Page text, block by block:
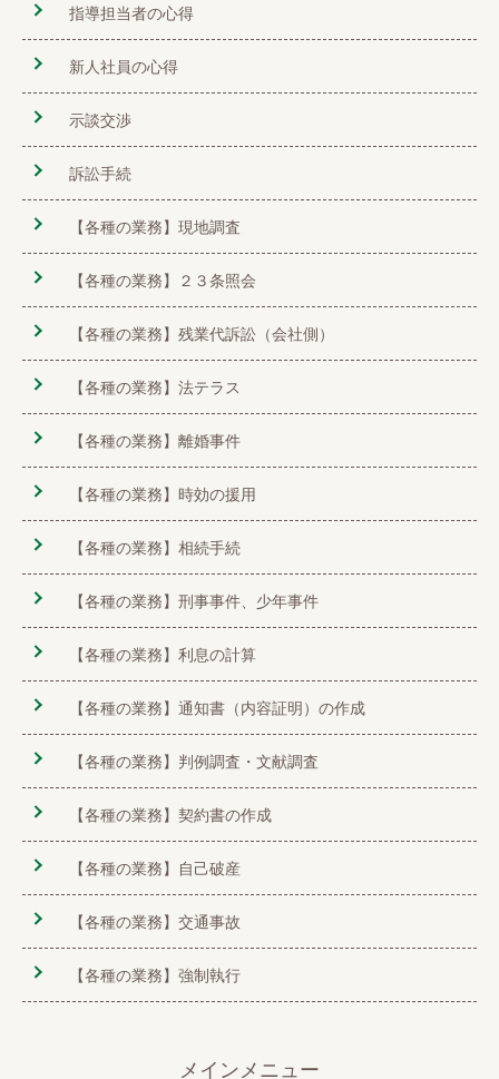
指導担当者の心得
新人社員の心得
示談交渉
訴訟手続
【各種の業務】現地調査
【各種の業務】２３条照会
【各種の業務】残業代訴訟（会社側）
【各種の業務】法テラス
【各種の業務】離婚事件
【各種の業務】時効の援用
【各種の業務】相続手続
【各種の業務】刑事事件、少年事件
【各種の業務】利息の計算
【各種の業務】通知書（内容証明）の作成
【各種の業務】判例調査・文献調査
【各種の業務】契約書の作成
【各種の業務】自己破産
【各種の業務】交通事故
【各種の業務】強制執行
メインメニュー